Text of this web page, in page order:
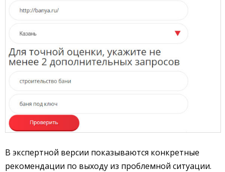
В экспертной версии показываются конкретные
рекомендации по выходу из проблемной ситуации.